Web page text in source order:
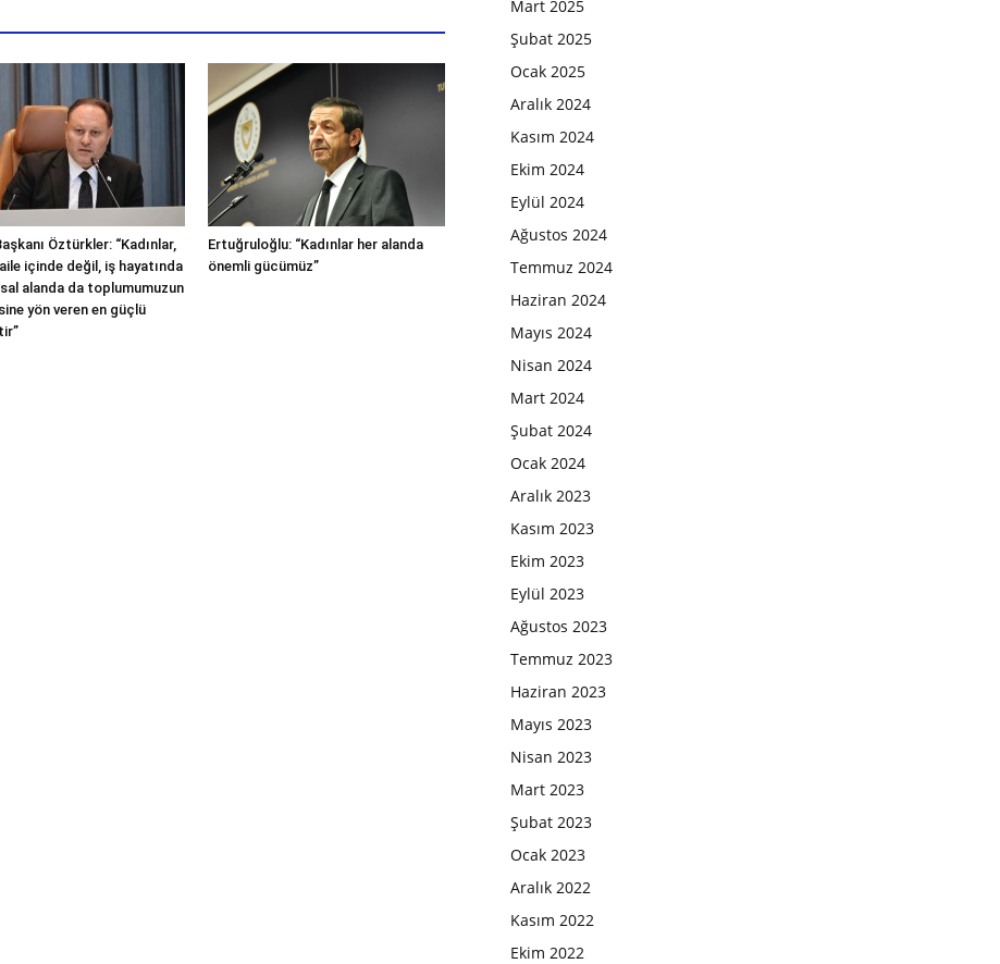
Öztürkler: “Kadınlar,
içinde değil, iş hayatında
alanda da toplumumuzun
yön veren en güçlü
Ertuğruloğlu: “Kadınlar her alanda
önemli gücümüz”
Mart 2025
Şubat 2025
Ocak 2025
Aralık 2024
Kasım 2024
Ekim 2024
Eylül 2024
Ağustos 2024
Temmuz 2024
Haziran 2024
Mayıs 2024
Nisan 2024
Mart 2024
Şubat 2024
Ocak 2024
Aralık 2023
Kasım 2023
Ekim 2023
Eylül 2023
Ağustos 2023
Temmuz 2023
Haziran 2023
Mayıs 2023
Nisan 2023
Mart 2023
Şubat 2023
Ocak 2023
Aralık 2022
Kasım 2022
Ekim 2022